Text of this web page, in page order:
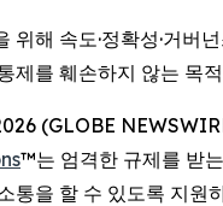
위해 속도·정확성·거버
제를 훼손하지 않는 목
(GLOBE
™는 엄격한 규제를 받
통을 할 수 있도록 지원